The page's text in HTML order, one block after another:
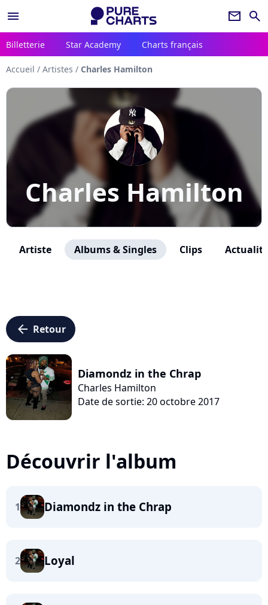
menu newsletter search
Billetterie Star Academy Charts français
Accueil / Artistes / Charles Hamilton
Charles Hamilton
Artiste Albums & Singles Clips
arrow_left Retour
Diamondz in the Chrap
Charles Hamilton
Date de sortie: 20 octobre 2017
Découvrir l'album
1 Diamondz in the Chrap
2 Loyal